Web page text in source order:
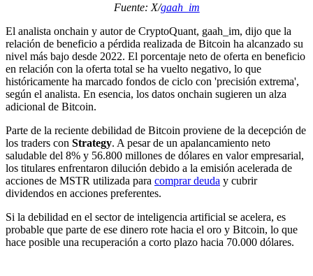
Fuente: X/gaah_im
El analista onchain y autor de CryptoQuant, gaah_im, dijo que la
relación de beneficio a pérdida realizada de Bitcoin ha alcanzado su
nivel más bajo desde 2022. El porcentaje neto de oferta en beneficio
en relación con la oferta total se ha vuelto negativo, lo que
históricamente ha marcado fondos de ciclo con 'precisión extrema',
según el analista. En esencia, los datos onchain sugieren un alza
adicional de Bitcoin.
Parte de la reciente debilidad de Bitcoin proviene de la decepción de
los traders con Strategy. A pesar de un apalancamiento neto
saludable del 8% y 56.800 millones de dólares en valor empresarial,
los titulares enfrentaron dilución debido a la emisión acelerada de
acciones de MSTR utilizada para comprar deuda y cubrir
dividendos en acciones preferentes.
Si la debilidad en el sector de inteligencia artificial se acelera, es
probable que parte de ese dinero rote hacia el oro y Bitcoin, lo que
hace posible una recuperación a corto plazo hacia 70.000 dólares.